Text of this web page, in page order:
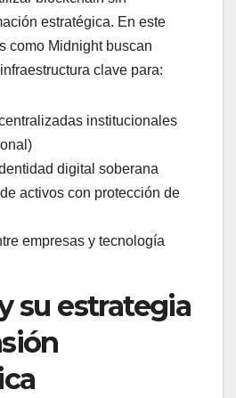
estratégica. En este
como Midnight buscan
clave para:
institucionales
digital soberana
activos con protección de
empresas y tecnología
su estrategia